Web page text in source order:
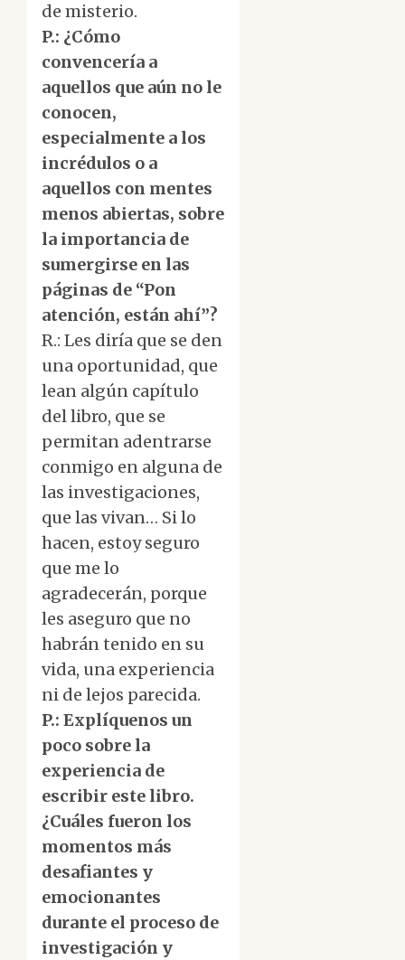
de misterio.
P.: ¿Cómo
convencería a
aquellos que aún no le
conocen,
especialmente a los
incrédulos o a
aquellos con mentes
menos abiertas, sobre
la importancia de
sumergirse en las
páginas de “Pon
atención, están ahí”?
R.: Les diría que se den
una oportunidad, que
lean algún capítulo
del libro, que se
permitan adentrarse
conmigo en alguna de
las investigaciones,
que las vivan… Si lo
hacen, estoy seguro
que me lo
agradecerán, porque
les aseguro que no
habrán tenido en su
vida, una experiencia
ni de lejos parecida.
P.: Explíquenos un
poco sobre la
experiencia de
escribir este libro.
¿Cuáles fueron los
momentos más
desafiantes y
emocionantes
durante el proceso de
investigación y